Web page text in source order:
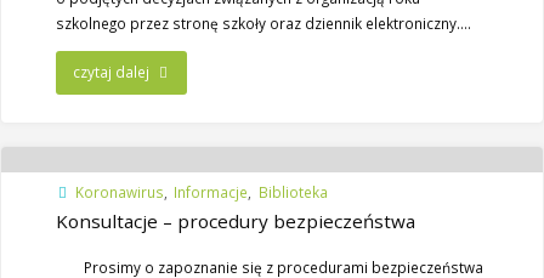
szkolnego przez stronę szkoły oraz dziennik elektroniczny….
czytaj dalej
Koronawirus, Informacje, Biblioteka
Konsultacje – procedury bezpieczeństwa
Prosimy o zapoznanie się z procedurami bezpieczeństwa